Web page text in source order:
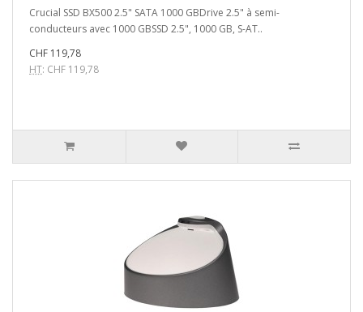
Crucial SSD BX500 2.5" SATA 1000 GBDrive 2.5" à semi-
conducteurs avec 1000 GBSSD 2.5", 1000 GB, S-AT..
CHF 119,78
HT: CHF 119,78